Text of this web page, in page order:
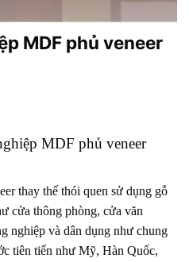
MDF phủ veneer
MDF phủ veneer
thay thế thói quen sử dụng gỗ
cửa thông phòng, cửa văn
nghiệp và dân dụng như chung
tiên tiến như Mỹ, Hàn Quốc,